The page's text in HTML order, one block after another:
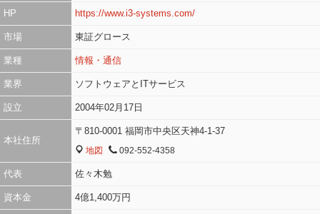
HP https://www.i3-systems.com/
市場 東証グロース
業種 情報・通信
業界 ソフトウェアとITサービス
設立 2004年02月17日
本社住所
〒810-0001 福岡市中央区天神4-1-37
MAP
地図 TEL
092-552-4358
代表 佐々木勉
資本金 4億1,400万円